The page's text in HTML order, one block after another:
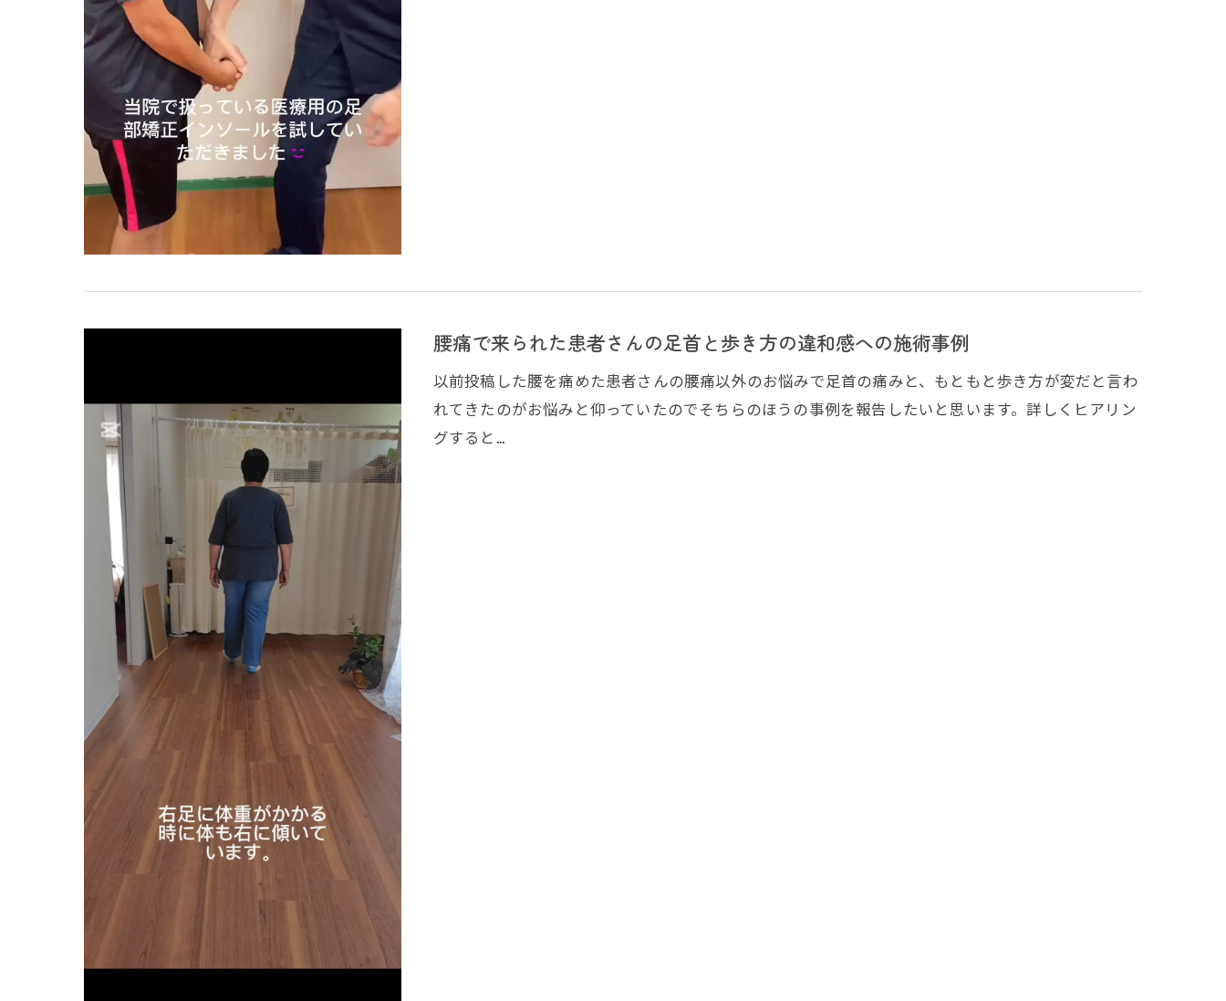
腰痛で来られた患者さんの足首と歩き方の違和感への施術事例
以前投稿した腰を痛めた患者さんの腰痛以外のお悩みで足首の痛みと、もともと歩き方が変だと言わ
れてきたのがお悩みと仰っていたのでそちらのほうの事例を報告したいと思います。詳しくヒアリン
グすると…